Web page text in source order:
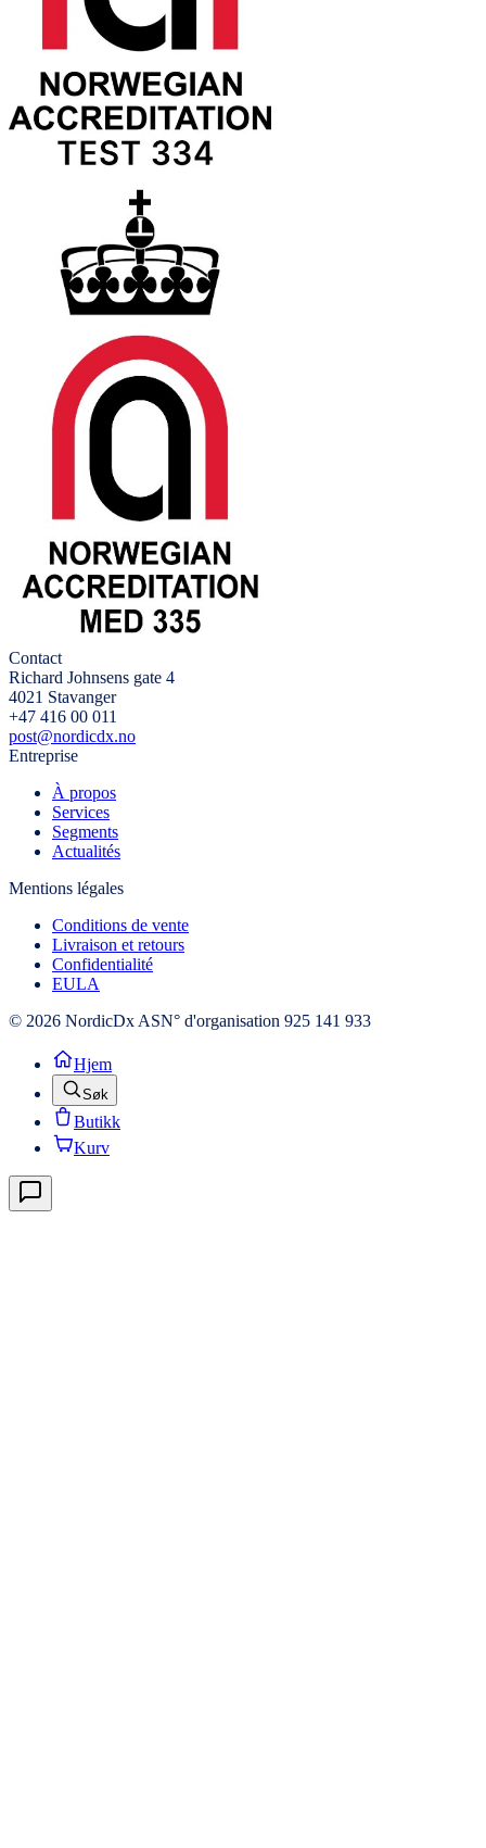
Contact
Richard Johnsens gate 4
4021 Stavanger
+47 416 00 011
post@nordicdx.no
Entreprise
À propos
Services
Segments
Actualités
Mentions légales
Conditions de vente
Livraison et retours
Confidentialité
EULA
© 2026 NordicDx ASN° d'organisation 925 141 933
Hjem
Søk
Butikk
Kurv